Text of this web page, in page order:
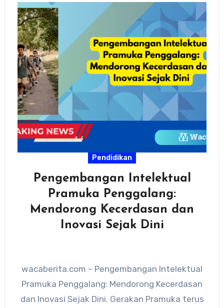
Pendidikan
Pengembangan Intelektual
Pramuka Penggalang:
Mendorong Kecerdasan dan
Inovasi Sejak Dini
wacaberita.com – Pengembangan Intelektual
Pramuka Penggalang: Mendorong Kecerdasan
dan Inovasi Sejak Dini. Gerakan Pramuka terus